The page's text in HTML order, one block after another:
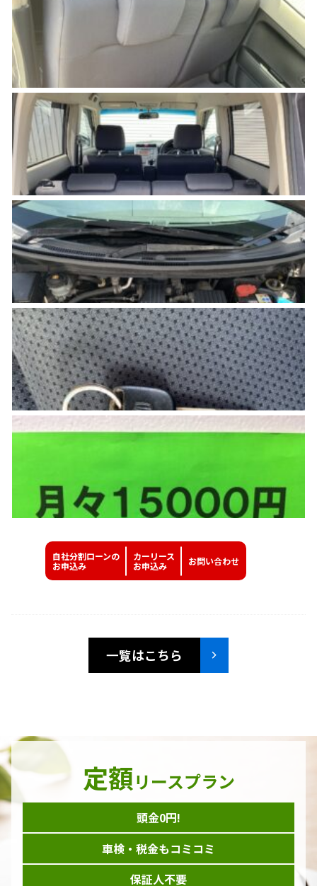
自社分割ローンの
お申込み
カーリース
お申込み
お問い合わせ
一覧はこちら
定額リースプラン
頭金0円!
車検・税金もコミコミ
保証人不要